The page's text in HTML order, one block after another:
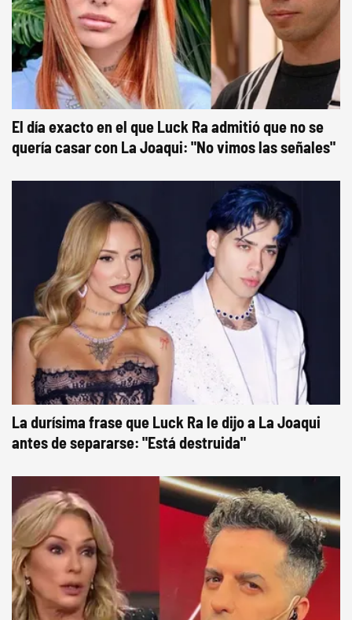
El día exacto en el que Luck Ra admitió que no se
quería casar con La Joaqui: "No vimos las señales"
La durísima frase que Luck Ra le dijo a La Joaqui
antes de separarse: "Está destruida"